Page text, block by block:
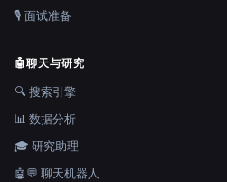
🎙️ 面试准备
🤖聊天与研究
🔍 搜索引擎
📊 数据分析
🎓 研究助理
🤖💬 聊天机器人